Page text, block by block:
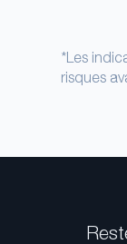
*Les
risques